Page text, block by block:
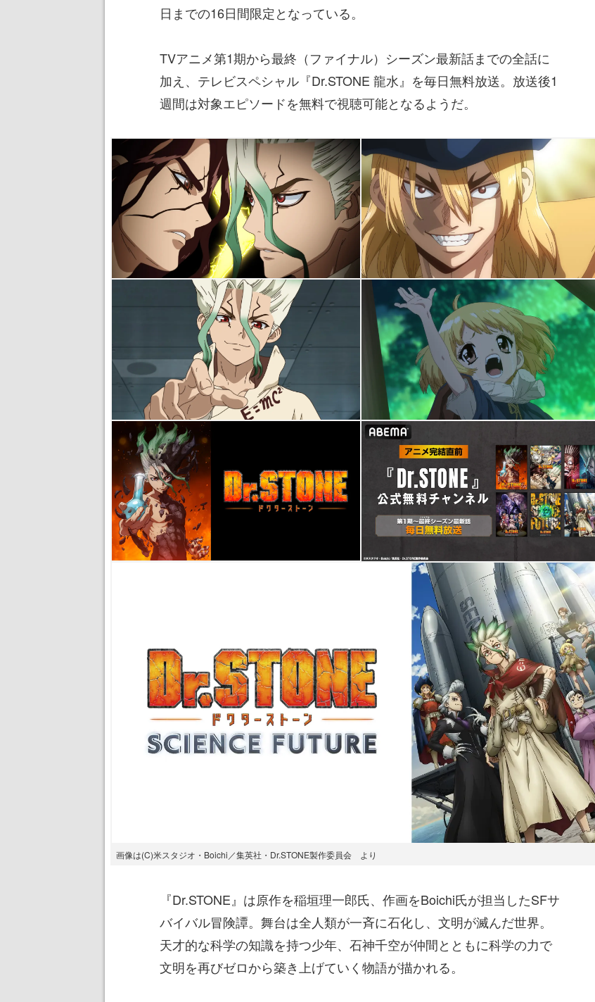
日までの16日間限定となっている。
TVアニメ第1期から最終（ファイナル）シーズン最新話までの全話に
加え、テレビスペシャル『Dr.STONE 龍水』を毎日無料放送。放送後1
週間は対象エピソードを無料で視聴可能となるようだ。
画像は(C)米スタジオ・Boichi／集英社・Dr.STONE製作委員会 より
『Dr.STONE』は原作を稲垣理一郎氏、作画をBoichi氏が担当したSFサ
バイバル冒険譚。舞台は全人類が一斉に石化し、文明が滅んだ世界。
天才的な科学の知識を持つ少年、石神千空が仲間とともに科学の力で
文明を再びゼロから築き上げていく物語が描かれる。